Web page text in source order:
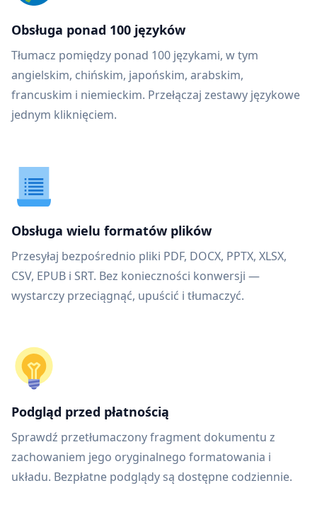
Obsługa ponad 100 języków
Tłumacz pomiędzy ponad 100 językami, w tym
angielskim, chińskim, japońskim, arabskim,
francuskim i niemieckim. Przełączaj zestawy językowe
jednym kliknięciem.
Obsługa wielu formatów plików
Przesyłaj bezpośrednio pliki PDF, DOCX, PPTX, XLSX,
CSV, EPUB i SRT. Bez konieczności konwersji —
wystarczy przeciągnąć, upuścić i tłumaczyć.
Podgląd przed płatnością
Sprawdź przetłumaczony fragment dokumentu z
zachowaniem jego oryginalnego formatowania i
układu. Bezpłatne podglądy są dostępne codziennie.